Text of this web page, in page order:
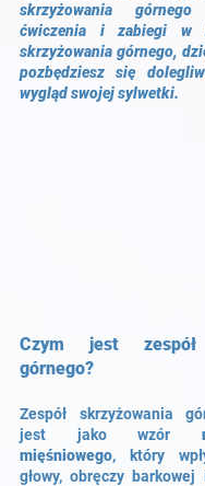
skrzyżowania
ćwiczenia i zabiegi w
skrzyżowania górnego,
pozbędziesz się
wygląd swojej sylwetki.
Czym jest zespół
górnego?
Zespół skrzyżowania
jest jako wzór
mięśniowego, który
głowy, obręczy